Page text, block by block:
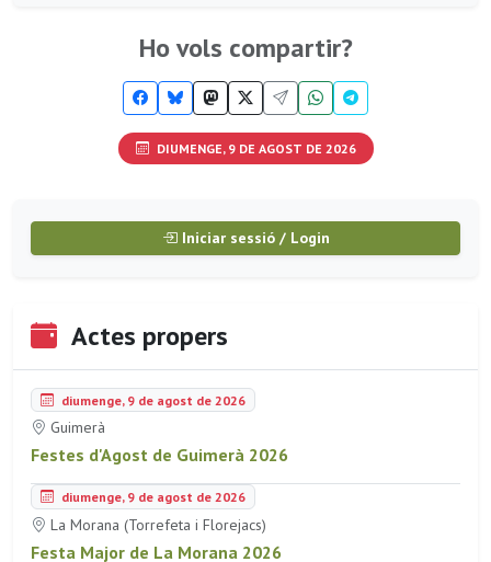
Ho vols compartir?
DIUMENGE, 9 DE AGOST DE 2026
Iniciar sessió / Login
Actes propers
diumenge, 9 de agost de 2026
Guimerà
Festes d'Agost de Guimerà 2026
diumenge, 9 de agost de 2026
La Morana (Torrefeta i Florejacs)
Festa Major de La Morana 2026